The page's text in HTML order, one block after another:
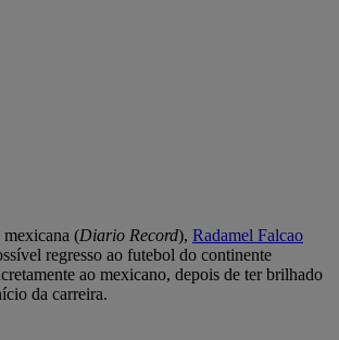
mexicana (Diario Record), Radamel Falcao
regresso ao futebol do continente
ao mexicano, depois de ter brilhado
da carreira.